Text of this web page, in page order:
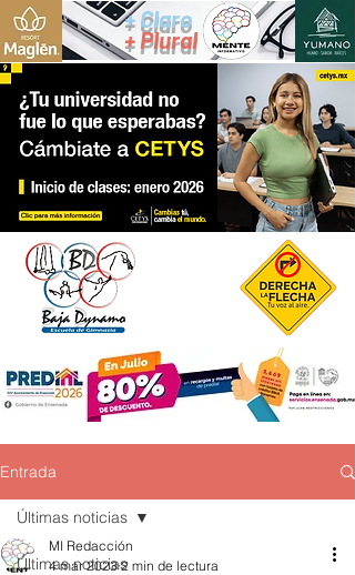
+ Claro
+ Plural
Entrada
Últimas noticias
Últimas noticias
MI Redacción
4 mar 2023 2 min de lectura